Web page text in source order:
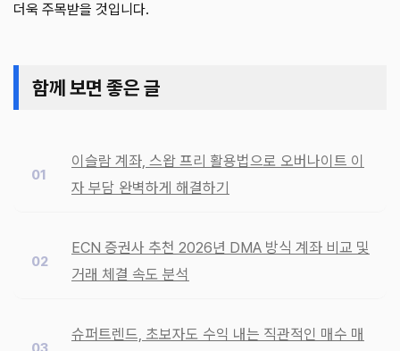
더욱 주목받을 것입니다.
함께 보면 좋은 글
이슬람 계좌, 스왑 프리 활용법으로 오버나이트 이
자 부담 완벽하게 해결하기
ECN 증권사 추천 2026년 DMA 방식 계좌 비교 및
거래 체결 속도 분석
슈퍼트렌드, 초보자도 수익 내는 직관적인 매수 매